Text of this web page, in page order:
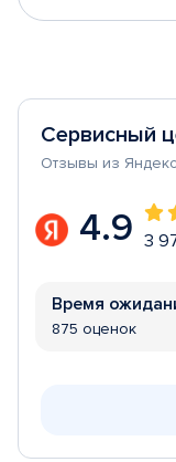
Сервисный
Отзывы из
4.9 3
Время
875 оценок